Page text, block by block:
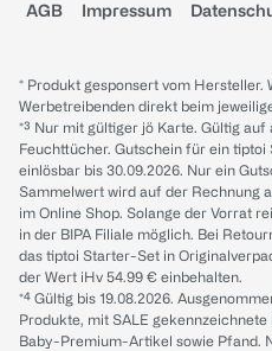
AGB Impressum
* Produkt gesponsert vom Hersteller.
Werbetreibenden direkt beim
*³ Nur mit gültiger jö Karte. Gültig auf
Feuchttücher. Gutschein für ein
einlösbar bis 30.09.2026. Nur ein
Sammelwert wird auf der Rechnung
im Online Shop. Solange der Vorrat
in der BIPA Filiale möglich. Bei
das tiptoi Starter-Set in
der Wert iHv 54.99 € einbehalten.
*⁴ Gültig bis 19.08.2026.
Produkte, mit SALE
Baby-Premium-Artikel sowie Pfand.